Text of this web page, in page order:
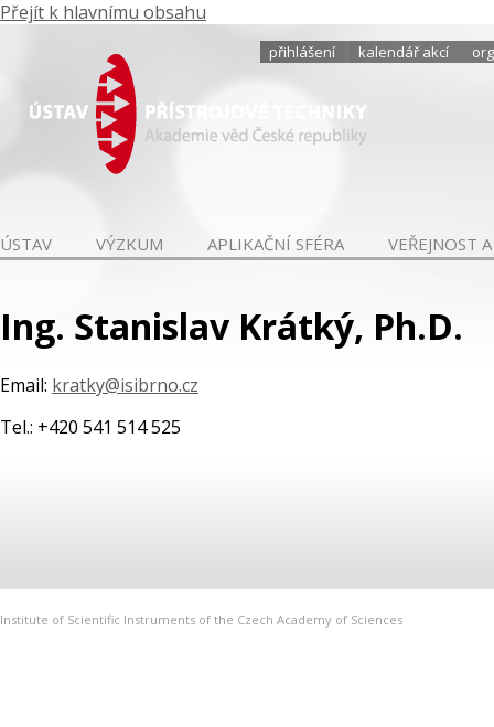
Přejít k hlavnímu obsahu
přihlášení kalendář akcí
ÚSTAV VÝZKUM APLIKAČNÍ SFÉRA VEŘEJNOST
Ing. Stanislav Krátký, Ph.D.
Email: kratky@isibrno.cz
Tel.: +420 541 514 525
Institute of Scientific Instruments of the Czech Academy of Sciences